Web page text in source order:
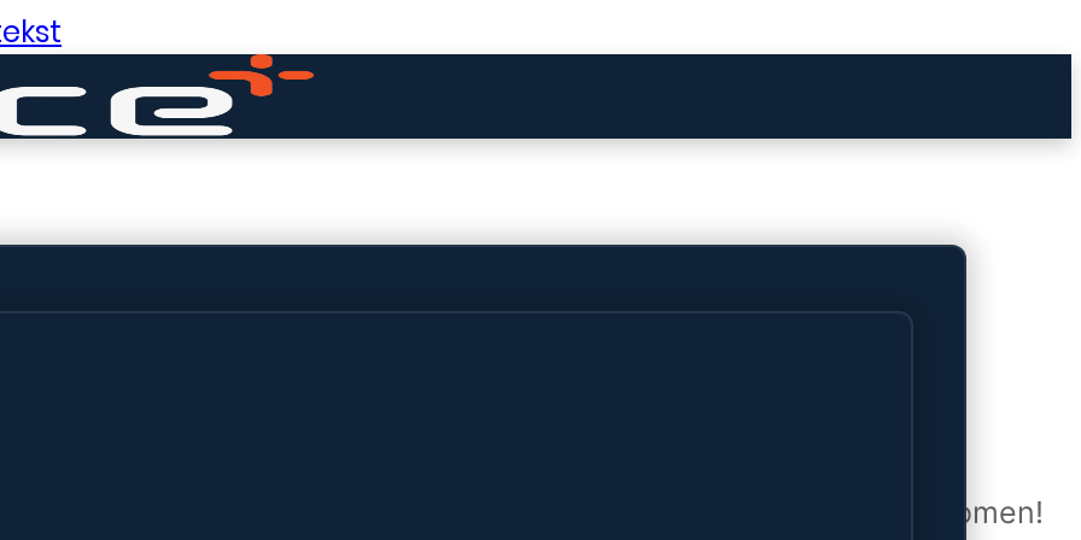
dingen in het verschiet
winkel wordt momenteel gebouwd en zal binnenkort online komen!